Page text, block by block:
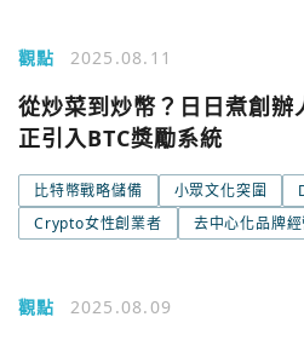
觀點 2025.08.11
從炒菜到炒幣？日日煮創辦
正引入BTC獎勵系統
比特幣戰略儲備 小眾文化突圍
Crypto女性創業者
去中心化品牌經
觀點 2025.08.09